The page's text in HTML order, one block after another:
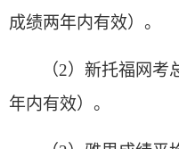
成绩两年内有效）。
（2）新托福网
年内有效）。